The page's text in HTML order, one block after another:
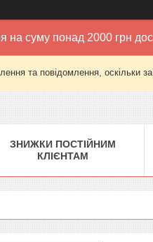
на суму понад 2000 грн
та повідомлення, оскільки
ЗНИЖКИ ПОСТІЙНИМ
КЛІЄНТАМ